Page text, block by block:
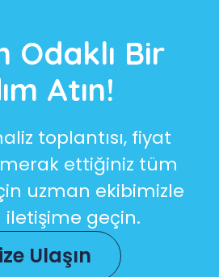
Odaklı Bir
Atın!
toplantısı, fiyat
ettiğiniz tüm
uzman ekibimizle
geçin.
Ulaşın